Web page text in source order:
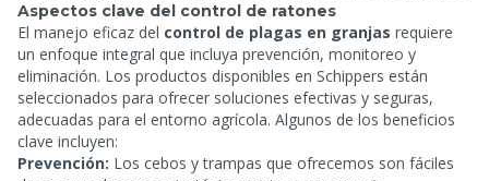
Aspectos clave del control de ratones
El manejo eficaz del control de plagas en granjas requiere
un enfoque integral que incluya prevención, monitoreo y
eliminación. Los productos disponibles en Schippers están
seleccionados para ofrecer soluciones efectivas y seguras,
adecuadas para el entorno agrícola. Algunos de los beneficios
clave incluyen:
Prevención: Los cebos y trampas que ofrecemos son fáciles